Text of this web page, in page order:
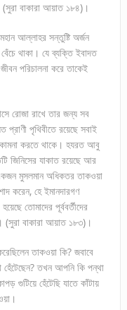
(সুরা বাকারা আয়াত ১৮৪)।
আল্লাহর সন্তুষ্টি অর্জন
থাকা। যে ব্যক্তি ইবাদত
পরিচালনা করে তাকেই
রোজা রাখে তার জন্য সব
প্রাণী পৃথিবীতে রয়েছে সবাই
করতে থাকে। হযরত আবু
জিনিসের যাকাত রয়েছে আর
মুসলমান অধিকতর তাকওয়া
করেন, হে ইমানদারগণ
তোমাদের পূর্ববর্তীদের
(সুরা বাকারা আয়াত ১৮৩)।
তাকওয়া কি? জবাবে
হেঁটেছেন? তখন আপনি কি পন্থা
গুটিয়ে হেঁটেছি যাতে কাঁটায়